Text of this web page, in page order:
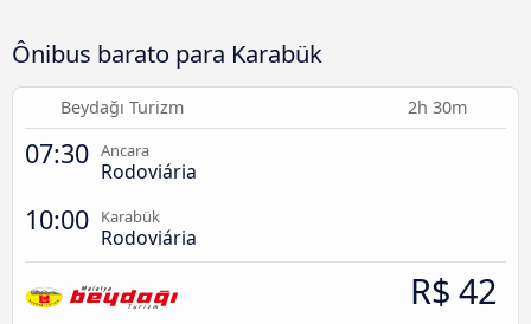
Ônibus barato para Karabük
Beydağı Turizm 2h 30m
07:30 Ancara
Rodoviária
10:00 Karabük
Rodoviária
R$ 42